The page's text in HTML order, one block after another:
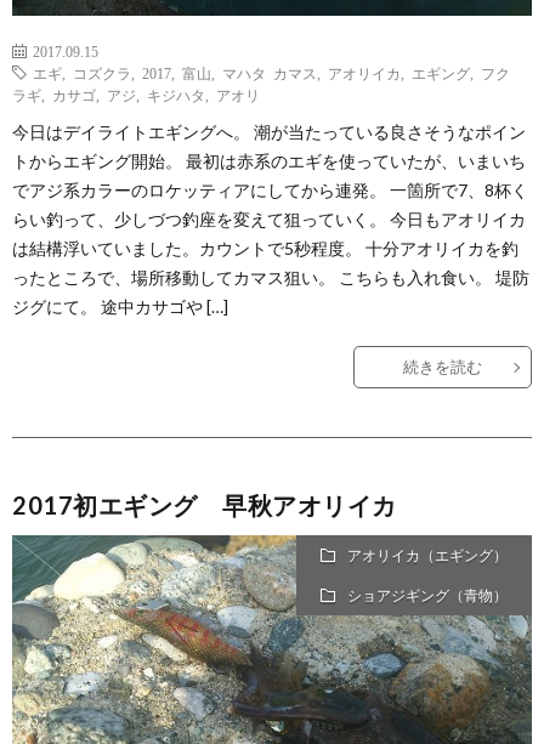
2017.09.15
エギ
コズクラ 2017 富山 マハタ カマス アオリイカ エギング
フク
ラギ
カサゴ アジ キジハタ アオリ
今日はデイライトエギングへ。 潮が当たっている良さそうなポイン
トからエギング開始。 最初は赤系のエギを使っていたが、いまいち
でアジ系カラーのロケッティアにしてから連発。 一箇所で7、8杯く
らい釣って、少しづつ釣座を変えて狙っていく。 今日もアオリイカ
は結構浮いていました。カウントで5秒程度。 十分アオリイカを釣
ったところで、場所移動してカマス狙い。 こちらも入れ食い。 堤防
ジグにて。 途中カサゴや […]
続きを読む
2017初エギング 早秋アオリイカ
アオリイカ（エギング）
ショアジギング（青物）